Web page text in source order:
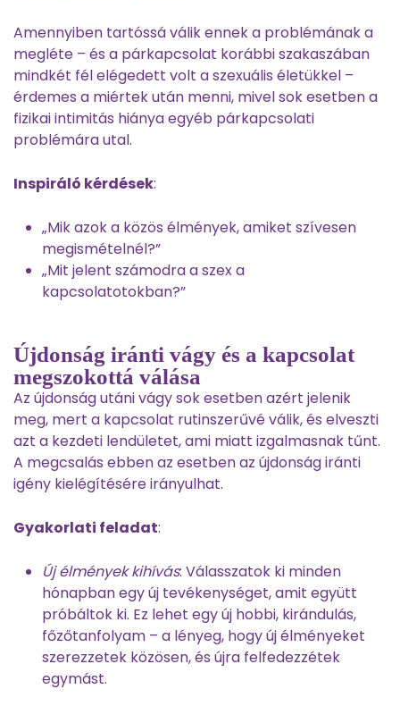
Amennyiben tartóssá válik ennek a problémának a
megléte – és a párkapcsolat korábbi szakaszában
mindkét fél elégedett volt a szexuális életükkel –
érdemes a miértek után menni, mivel sok esetben a
fizikai intimitás hiánya egyéb párkapcsolati
problémára utal.
Inspiráló kérdések:
„Mik azok a közös élmények, amiket szívesen
megismételnél?”
„Mit jelent számodra a szex a
kapcsolatotokban?”
Újdonság iránti vágy és a kapcsolat
megszokottá válása
Az újdonság utáni vágy sok esetben azért jelenik
meg, mert a kapcsolat rutinszerűvé válik, és elveszti
azt a kezdeti lendületet, ami miatt izgalmasnak tűnt.
A megcsalás ebben az esetben az újdonság iránti
igény kielégítésére irányulhat.
Gyakorlati feladat:
Új élmények kihívás: Válasszatok ki minden
hónapban egy új tevékenységet, amit együtt
próbáltok ki. Ez lehet egy új hobbi, kirándulás,
főzőtanfolyam – a lényeg, hogy új élményeket
szerezzetek közösen, és újra felfedezzétek
egymást.